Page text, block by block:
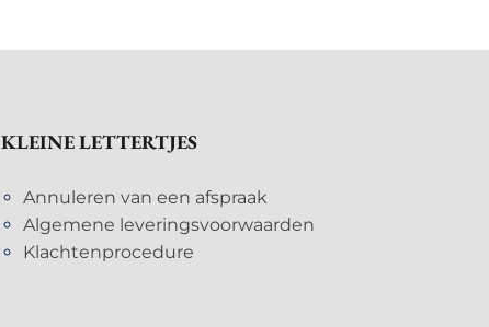
KLEINE LETTERTJES
Annuleren van een afspraak
Algemene leveringsvoorwaarden
Klachtenprocedure